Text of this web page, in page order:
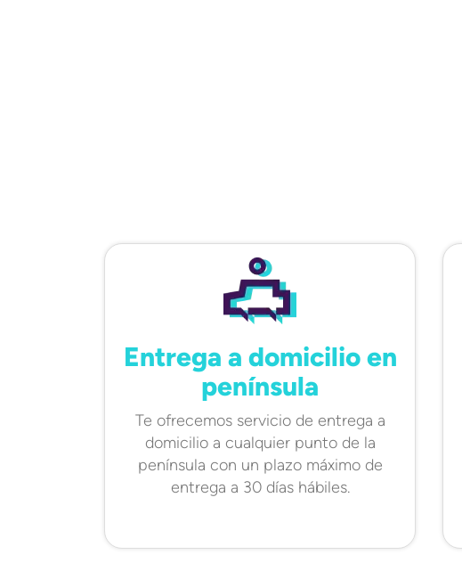
Entrega a domicilio en
península
Te ofrecemos servicio de entrega a
domicilio a cualquier punto de la
península con un plazo máximo de
entrega a 30 días hábiles.